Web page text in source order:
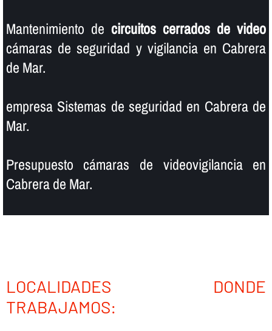
Mantenimiento de circuitos cerrados de video
cámaras de seguridad y vigilancia en Cabrera
de Mar.
empresa Sistemas de seguridad en Cabrera de
Mar.
Presupuesto cámaras de videovigilancia en
Cabrera de Mar.
LOCALIDADES DONDE
TRABAJAMOS: